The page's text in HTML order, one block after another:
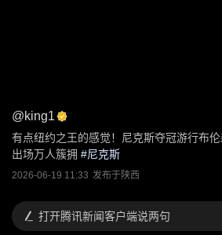
@king1
有点纽约之王的感觉！尼克斯夺冠游行布
出场万人簇拥 #尼克斯
2026-06-19 11:33 发布于陕西
打开腾讯新闻客户端说两句